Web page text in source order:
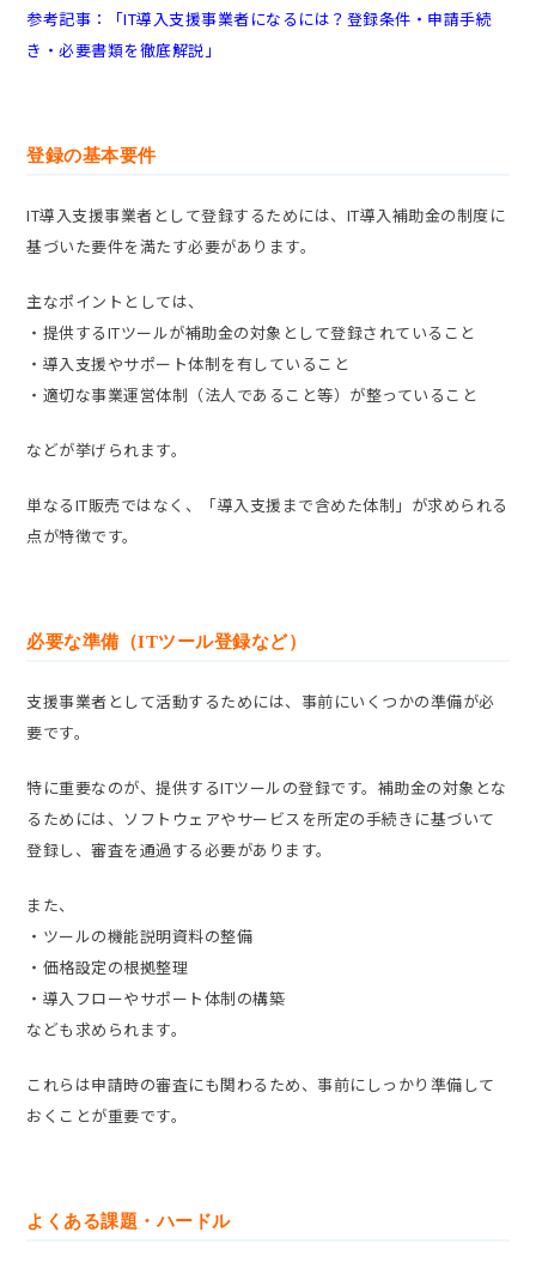
参考記事：「IT導入支援事業者になるには？登録条件・申請手続
き・必要書類を徹底解説」
登録の基本要件
IT導入支援事業者として登録するためには、IT導入補助金の制度に
基づいた要件を満たす必要があります。
主なポイントとしては、
・提供するITツールが補助金の対象として登録されていること
・導入支援やサポート体制を有していること
・適切な事業運営体制（法人であること等）が整っていること
などが挙げられます。
単なるIT販売ではなく、「導入支援まで含めた体制」が求められる
点が特徴です。
必要な準備（ITツール登録など）
支援事業者として活動するためには、事前にいくつかの準備が必
要です。
特に重要なのが、提供するITツールの登録です。補助金の対象とな
るためには、ソフトウェアやサービスを所定の手続きに基づいて
登録し、審査を通過する必要があります。
また、
・ツールの機能説明資料の整備
・価格設定の根拠整理
・導入フローやサポート体制の構築
なども求められます。
これらは申請時の審査にも関わるため、事前にしっかり準備して
おくことが重要です。
よくある課題・ハードル